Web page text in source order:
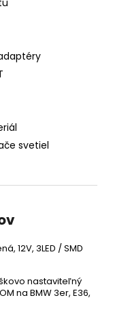
svetiel
12V, 3LED / SMD
nastaviteľný
na BMW 3er, E36,